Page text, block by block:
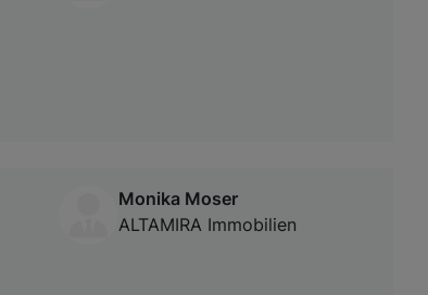
Monika Moser
ALTAMIRA Immobilien